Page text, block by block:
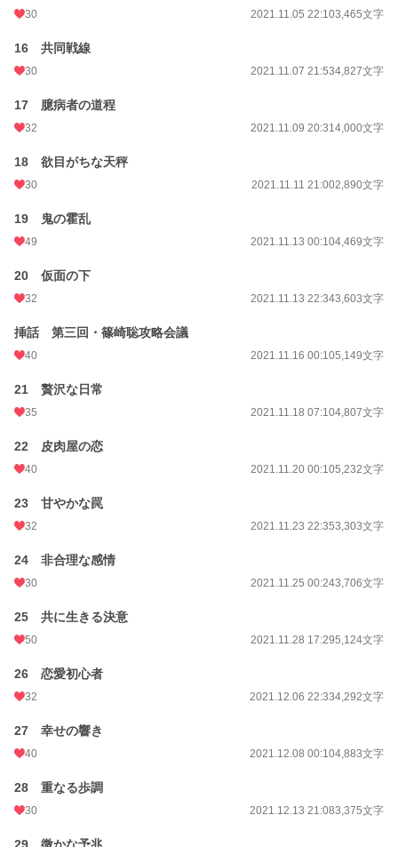
30 2021.11.05 22:103,465文字
16 共同戦線
30 2021.11.07 21:534,827文字
17 臆病者の道程
32 2021.11.09 20:314,000文字
18 欲目がちな天秤
30 2021.11.11 21:002,890文字
19 鬼の霍乱
49 2021.11.13 00:104,469文字
20 仮面の下
32 2021.11.13 22:343,603文字
挿話 第三回・篠崎聡攻略会議
40 2021.11.16 00:105,149文字
21 贅沢な日常
35 2021.11.18 07:104,807文字
22 皮肉屋の恋
40 2021.11.20 00:105,232文字
23 甘やかな罠
32 2021.11.23 22:353,303文字
24 非合理な感情
30 2021.11.25 00:243,706文字
25 共に生きる決意
50 2021.11.28 17:295,124文字
26 恋愛初心者
32 2021.12.06 22:334,292文字
27 幸せの響き
40 2021.12.08 00:104,883文字
28 重なる歩調
30 2021.12.13 21:083,375文字